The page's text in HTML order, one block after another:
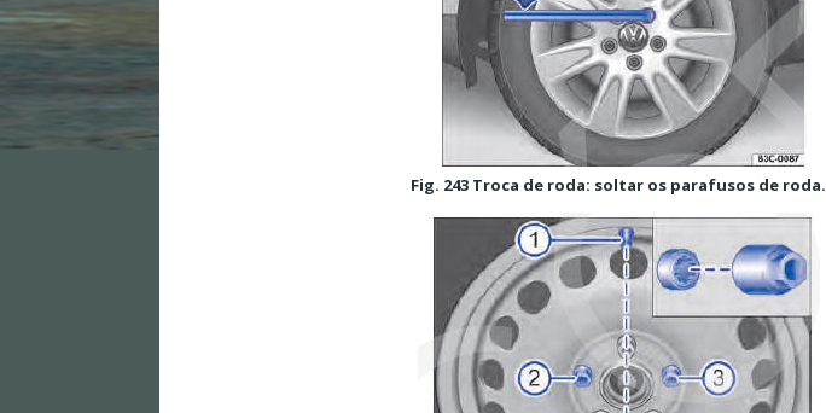
Fig. 243 Troca de roda: soltar os parafusos de roda.